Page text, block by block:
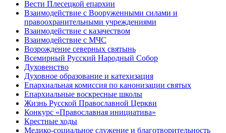
Вести Плесецкой епархии
Взаимодействие с Вооруженными силами и
правоохранительными учреждениями
Взаимодействие с казачеством
Взаимодействие с МЧС
Возрождение северных святынь
Всемирный Русский Народный Собор
Духовенство
Духовное образование и катехизация
Епархиальная комиссия по канонизации святых
Епархиальные воскресные школы
Жизнь Русской Православной Церкви
Конкурс «Православная инициатива»
Крестные ходы
Медико-социальное служение и благотворительность